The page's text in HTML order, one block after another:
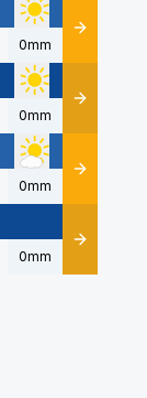
0mm Détails
0mm Détails
0mm Détails
0mm Détails